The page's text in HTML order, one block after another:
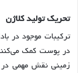
تحریکتولیدکلاژن
ترکیبات موجود در
در پوست کمک
زمینی نقش مهمی